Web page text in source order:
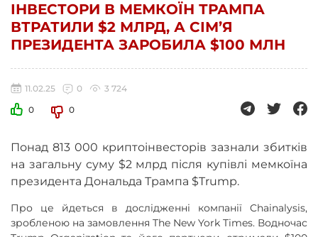
ІНВЕСТОРИ В МЕМКОЇН ТРАМПА
ВТРАТИЛИ $2 МЛРД, А СІМ’Я
ПРЕЗИДЕНТА ЗАРОБИЛА $100 МЛН
11.02.25 0
3 724
0
0
Понад 813 000 криптоінвесторів зазнали збитків
на загальну суму $2 млрд після купівлі мемкоїна
президента Дональда Трампа $Trump.
Про це йдеться в дослідженні компанії Chainalysis,
зробленою на замовлення The New York Times. Водночас